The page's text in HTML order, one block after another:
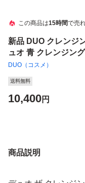
この商品は15時間で売
新品 DUO クレンジ
ュオ 青 クレンジン
DUO（コスメ）
送料無料
10,400円
商品説明